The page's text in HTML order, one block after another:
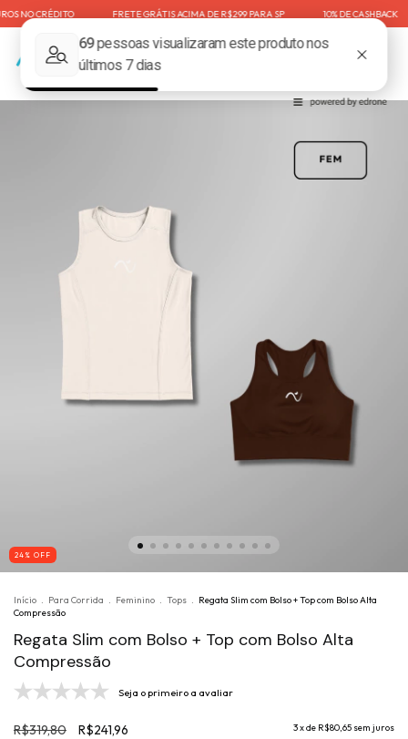
CRÉDITO⠀⠀⠀⠀⠀⠀FRETE GRÁTIS ACIMA DE R$299 PARA SP⠀⠀⠀⠀⠀⠀10% DE
24 % OFF
Início . Para Corrida . Feminino . Tops . Regata Slim com Bolso + Top com Bolso Alta
Compressão
Regata Slim com Bolso + Top com Bolso Alta
Compressão
Seja o primeiro a avaliar
R$319,80
R$241,96
3x de R$80,65 sem juros